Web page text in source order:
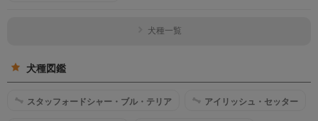
犬種一覧
犬種図鑑
スタッフォードシャー・ブル・テリア アイリッシュ・セッター